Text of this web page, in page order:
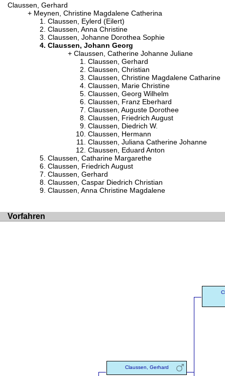
Claussen, Gerhard
Meynen, Christine Magdalene Catherina
Claussen, Eylerd (Eilert)
Claussen, Anna Christine
Claussen, Johanne Dorothea Sophie
Claussen, Johann Georg
Claussen, Catherine Johanne Juliane
Claussen, Gerhard
Claussen, Christian
Claussen, Christine Magdalene Catharine
Claussen, Marie Christine
Claussen, Georg Wilhelm
Claussen, Franz Eberhard
Claussen, Auguste Dorothee
Claussen, Friedrich August
Claussen, Diedrich W.
Claussen, Hermann
Claussen, Juliana Catherine Johanne
Claussen, Eduard Anton
Claussen, Catharine Margarethe
Claussen, Friedrich August
Claussen, Gerhard
Claussen, Caspar Diedrich Christian
Claussen, Anna Christine Magdalene
Vorfahren
Claussen, Gerhard